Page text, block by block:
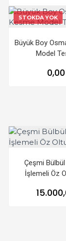
STOKDA YOK
Büyük Boy
Model
Çeşmi
İşlemeli Öz